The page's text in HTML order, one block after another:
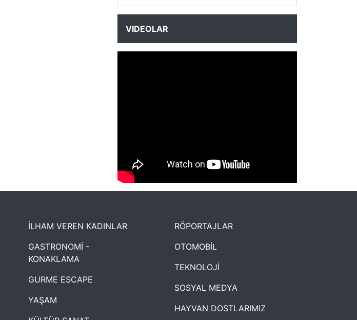
VIDEOLAR
NYXmag 2. Yaş Kutlama Etkinliği
İLHAM VEREN KADINLAR
GASTRONOMİ -
KONAKLAMA
GURME ESCAPE
YAŞAM
RÖPORTAJLAR
OTOMOBİL
TEKNOLOJİ
SOSYAL MEDYA
HAYVAN DOSTLARIMIZ